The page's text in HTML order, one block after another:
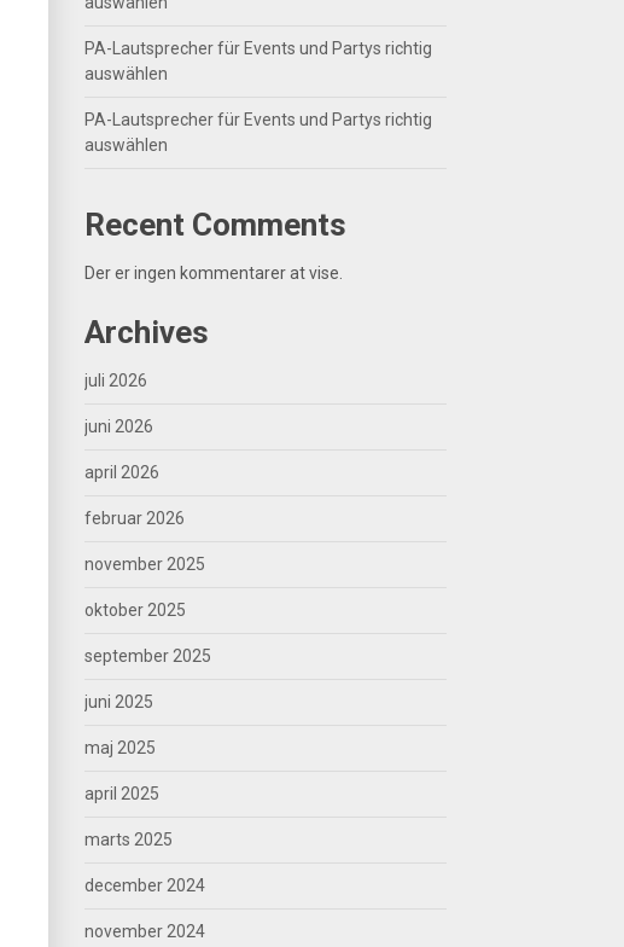
PA-Lautsprecher für Events und Partys richtig
auswählen
PA-Lautsprecher für Events und Partys richtig
auswählen
Recent Comments
Der er ingen kommentarer at vise.
Archives
juli 2026
juni 2026
april 2026
februar 2026
november 2025
oktober 2025
september 2025
juni 2025
maj 2025
april 2025
marts 2025
december 2024
november 2024